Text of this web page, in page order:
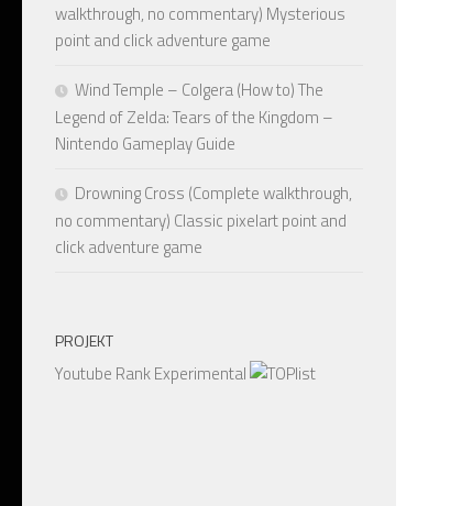
walkthrough, no commentary) Mysterious
point and click adventure game
Wind Temple – Colgera (How to) The
Legend of Zelda: Tears of the Kingdom –
Nintendo Gameplay Guide
Drowning Cross (Complete walkthrough,
no commentary) Classic pixelart point and
click adventure game
PROJEKT
Youtube Rank Experimental